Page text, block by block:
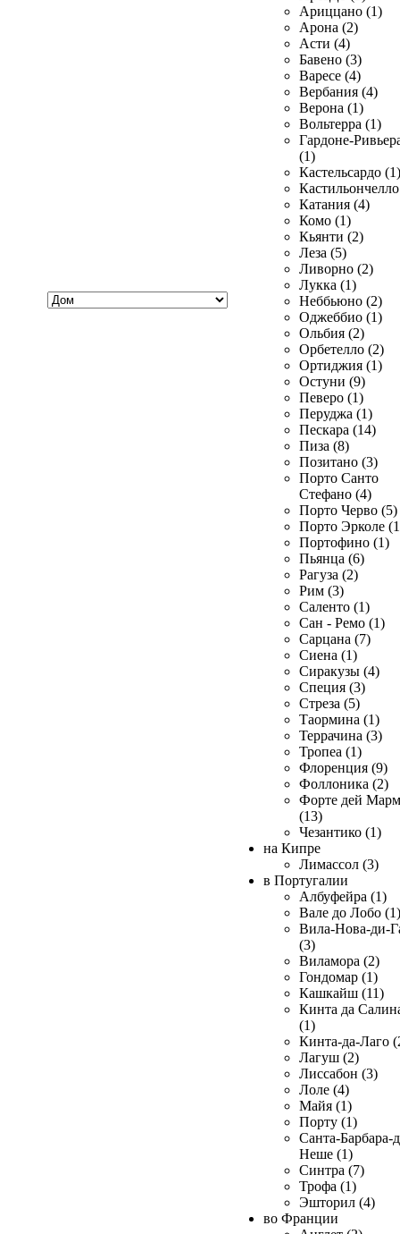
Ариццано (1)
Арона (2)
Асти (4)
Бавено (3)
Варесе (4)
Вербания (4)
Верона (1)
Вольтерра (1)
Гардоне-
(1)
Кастельсардо (1)
Катания (4)
Комо (1)
Кьянти (2)
Леза (5)
Ливорно (2)
Лукка (1)
Неббьюно (2)
Оджеббио (1)
Ольбия (2)
Орбетелло (2)
Ортиджия (1)
Остуни (9)
Певеро (1)
Перуджа (1)
Пескара (14)
Пиза (8)
Позитано (3)
Порто Санто
Стефано (4)
Порто Черво (5)
Порто Эрколе
Портофино (1)
Пьянца (6)
Рагуза (2)
Рим (3)
Саленто (1)
Сан - Ремо (1)
Сарцана (7)
Сиена (1)
Сиракузы (4)
Специя (3)
Стреза (5)
Таормина (1)
Террачина (3)
Тропеа (1)
Флоренция (9)
Фоллоника (2)
Форте дей
(13)
Чезантико (1)
на Кипре
Лимассол (3)
в Португалии
Албуфейра (1)
Вале до Лобо (1)
Вила-Нова-ди-
(3)
Виламора (2)
Гондомар (1)
Кашкайш (11)
Кинта да
(1)
Кинта-да-Лаго
Лагуш (2)
Лиссабон (3)
Лоле (4)
Майя (1)
Порту (1)
Санта-Барбара-
Неше (1)
Синтра (7)
Трофа (1)
Эшторил (4)
во Франции